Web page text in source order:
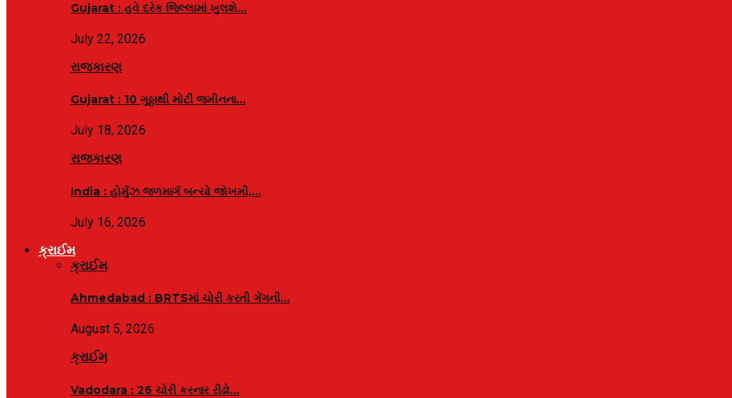
Gujarat : હવે દરેક જિલ્લામાં ખુલશે…
July 22, 2026
રાજકારણ
Gujarat : 10 ગુઠ્ઠાથી મોટી જમીનના…
July 18, 2026
રાજકારણ
India : હોર્મુઝ જળમાર્ગ બન્યો જોખમી,…
July 16, 2026
ક્રાઈમ
ક્રાઈમ
Ahmedabad : BRTSમાં ચોરી કરતી ગેંગની…
August 5, 2026
ક્રાઈમ
Vadodara : 26 ચોરી કરનાર રીઢો…